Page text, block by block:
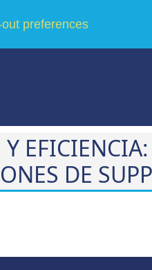
preferences
DE